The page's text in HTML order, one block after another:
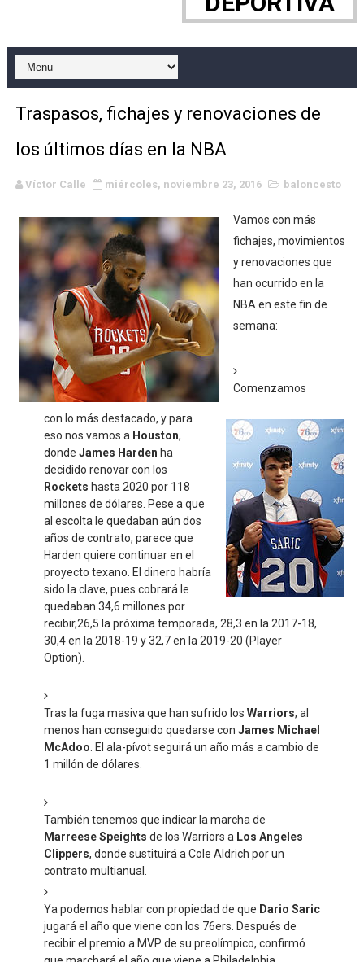
Canadian Football League 2026 - Week 10
EFA y AFLE 2026 - Regular season
Grandes éxitos por fin para Chelsea Green, Chad
Máxima celebración en el último Impact! con Jason
Mundial de esgrima 2026 (Hong Kong) - La delegación
Raquel Rodriguez es la nueva monarca
Athletes Unlimited Softball League 2026 - Las Utah
Mundial de piragüismo slalom 2026 (Oklahoma City,
Tour de Francia masculino 2026 - Tadej Pogacar
Mundial de Fórmula 1 2026 - Lando Norris consigue
Copa del Mundo femenina 2026 - Estados Unidos
Campeonato de Europa de saltos 2026 (París,
Traspasos, fichajes y renovaciones de
los últimos días en la NBA
Víctor Calle miércoles, noviembre 23, 2016 baloncesto
Vamos con más
fichajes, movimientos
y renovaciones que
han ocurrido en la
NBA en este fin de
semana:
Comenzamos
con lo más destacado, y para
eso nos vamos a Houston,
donde James Harden ha
decidido renovar con los
Rockets hasta 2020 por 118
millones de dólares. Pese a que
al escolta le quedaban aún dos
años de contrato, parece que
Harden quiere continuar en el
proyecto texano. El dinero habría
sido la clave, pues cobrará le
quedaban 34,6 millones por
recibir,26,5 la próxima temporada, 28,3 en la 2017-18,
30,4 en la 2018-19 y 32,7 en la 2019-20 (Player
Option).
Tras la fuga masiva que han sufrido los Warriors, al
menos han conseguido quedarse con James Michael
McAdoo . El ala-pívot seguirá un año más a cambio de
1 millón de dólares.
También tenemos que indicar la marcha de
Marreese Speights de los Warriors a Los Angeles
Clippers, donde sustituirá a Cole Aldrich por un
contrato multianual.
Ya podemos hablar con propiedad de que Dario Saric
jugará el año que viene con los 76ers. Después de
recibir el premio a MVP de su preolímpico, confirmó